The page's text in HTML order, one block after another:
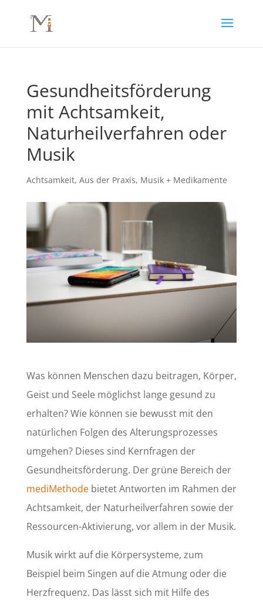
Gesundheitsförderung
mit Achtsamkeit,
Naturheilverfahren oder
Musik
Achtsamkeit, Aus der Praxis, Musik + Medikamente
Was können Menschen dazu beitragen, Körper,
Geist und Seele möglichst lange gesund zu
erhalten? Wie können sie bewusst mit den
natürlichen Folgen des Alterungsprozesses
umgehen? Dieses sind Kernfragen der
Gesundheitsförderung. Der grüne Bereich der
mediMethodebietet Antworten im Rahmen der
Achtsamkeit, der Naturheilverfahren sowie der
Ressourcen-Aktivierung, vor allem in der Musik.
Musik wirkt auf die Körpersysteme, zum
Beispiel beim Singen auf die Atmung oder die
Herzfrequenz. Das lässt sich mit Hilfe des